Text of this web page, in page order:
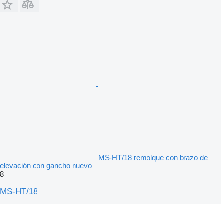
MS-HT/18 remolque con brazo de
elevación con gancho nuevo
8
MS-HT/18